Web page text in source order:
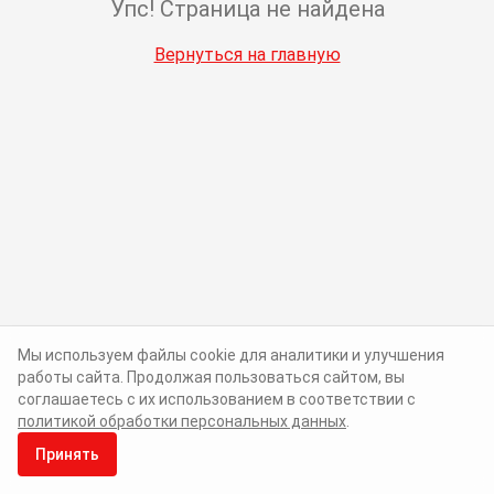
Упс! Страница не найдена
Вернуться на главную
Мы используем файлы cookie для аналитики и улучшения
работы сайта. Продолжая пользоваться сайтом, вы
соглашаетесь с их использованием в соответствии с
политикой обработки персональных данных
Принять